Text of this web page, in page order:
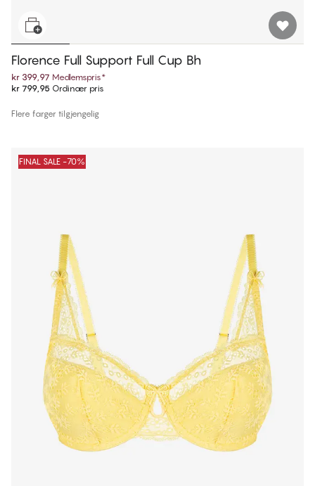
Florence Full Support Full Cup Bh
kr 399,97 Medlemspris*
kr 799,95 Ordinær pris
Flere farger tilgjengelig
FINAL SALE -70%